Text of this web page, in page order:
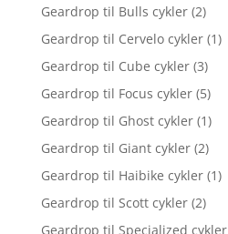
Geardrop til Bulls cykler (2)
Geardrop til Cervelo cykler (1)
Geardrop til Cube cykler (3)
Geardrop til Focus cykler (5)
Geardrop til Ghost cykler (1)
Geardrop til Giant cykler (2)
Geardrop til Haibike cykler (1)
Geardrop til Scott cykler (2)
Geardrop til Specialized cykler